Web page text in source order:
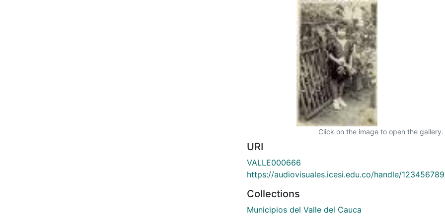
Click on the image to open the gallery.
URI
VALLE000666
https://audiovisuales.icesi.edu.co/handle/
Collections
Municipios del Valle del Cauca